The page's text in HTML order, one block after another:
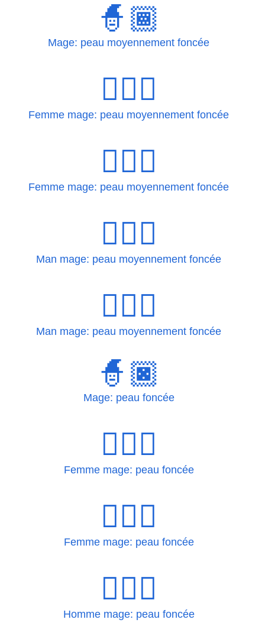
🧙🏾
Mage: peau moyennement foncée
🧙🏾‍♀
Femme mage: peau moyennement foncée
🧙🏾‍♀️
Femme mage: peau moyennement foncée
🧙🏾‍♂
Man mage: peau moyennement foncée
🧙🏾‍♂️
Man mage: peau moyennement foncée
🧙🏿
Mage: peau foncée
🧙🏿‍♀
Femme mage: peau foncée
🧙🏿‍♀️
Femme mage: peau foncée
🧙🏿‍♂
Homme mage: peau foncée